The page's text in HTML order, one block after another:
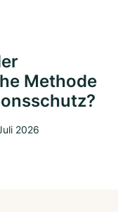
Methode
2026